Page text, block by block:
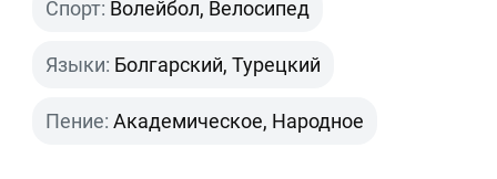
Спорт: Волейбол, Велосипед
Языки: Болгарский, Турецкий
Пение: Академическое, Народное